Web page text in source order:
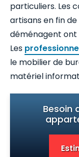
particuliers. Les
artisans en fin
déménagent ont
Les
le mobilier de
matériel
Besoin